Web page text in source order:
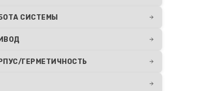
СИСТЕМЫ
ГЕРМЕТИЧНОСТЬ